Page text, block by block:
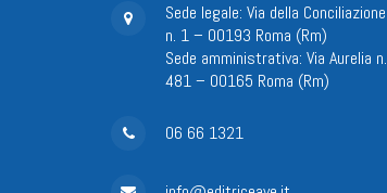
Sede legale: Via della Conciliazione
n. 1 – 00193 Roma (Rm)
Sede amministrativa: Via Aurelia n.
481 – 00165 Roma (Rm)
06 66 1321